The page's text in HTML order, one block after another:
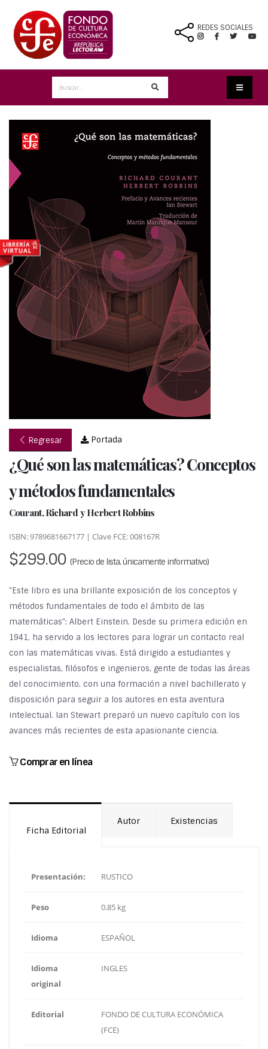
REDES SOCIALES
Regresar Portada
¿Qué son las matemáticas? Conceptos
y métodos fundamentales
Courant, Richard y Herbert Robbins
ISBN: 9789681667177 | Clave FCE: 008167R
$299.00 (Precio de lista, únicamente informativo)
"Este libro es una brillante exposición de los conceptos y
métodos fundamentales de todo el ámbito de las
matemáticas": Albert Einstein. Desde su primera edición en
1941, ha servido a los lectores para lograr un contacto real
con las matemáticas vivas. Está dirigido a estudiantes y
especialistas, filósofos e ingenieros, gente de todas las áreas
del conocimiento, con una formación a nivel bachillerato y
disposición para seguir a los autores en esta aventura
intelectual. Ian Stewart preparó un nuevo capítulo con los
avances más recientes de esta apasionante ciencia.
Comprar en línea
Ficha Editorial
Autor Existencias
Presentación: RUSTICO
Peso 0.85 kg
Idioma ESPAÑOL
Idioma
original
INGLES
Editorial
FONDO DE CULTURA ECONÓMICA
(FCE)